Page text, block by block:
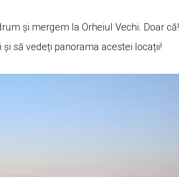
și mergem la Orheiul Vechi. Doar că!
să vedeți panorama acestei locații!